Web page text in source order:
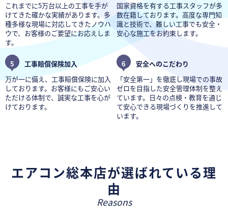
これまでに5万台以上の工事を手が
けてきた確かな実績があります。多
種多様な現場に対応してきたノウハ
ウで、お客様のご要望にお応えしま
す。
国家資格を有する工事スタッフが多
数在籍しております。高度な専門知
識と技術で、難しい工事でも安全・
安心な施工をお約束します。
5
工事賠償保険加入
万が一に備え、工事賠償保険に加入
しております。お客様にもご安心い
ただける体制で、誠実な工事を心が
けております。
6
安全へのこだわり
「安全第一」を徹底し現場での事故
ゼロを目指した安全管理体制を整え
ています。日々の点検・教育を通じ
て安心できる現場づくりを推進して
います。
エアコン総本店が選ばれている理
由
Reasons